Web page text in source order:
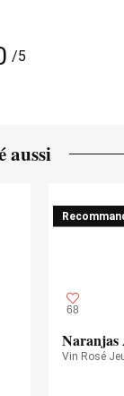
/5
aussi
68
Naranjas
Vin Rosé